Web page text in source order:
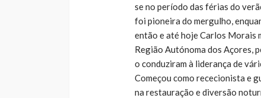
se no período das férias do
foi pioneira do mergulho,
então e até hoje Carlos Morais
Região Autónoma dos Açores,
o conduziram à liderança de
Começou como rececionista e
na restauração e diversão